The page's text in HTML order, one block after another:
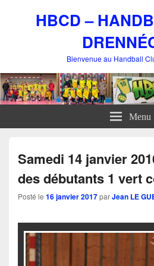
HBCD –
Bienvenue au Handball
Menu
Samedi 14 janvier
des débutants 1 vert
Posté le 16 janvier 2017parJean LE